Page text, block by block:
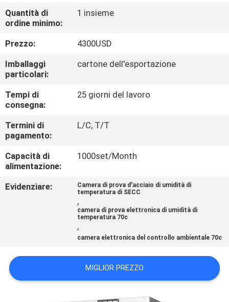
CONTROLLO
DI
QUALITÀ
CONTATTICI
RICHIEDA
UNA
CITAZIONE
DEL
SULLA
PRIVACY
Quantità di
ordine minimo:
1 insieme
Prezzo:
4300USD
Imballaggi
particolari:
cartone dell'esportazione
Tempi di
consegna:
25 giorni del lavoro
Termini di
pagamento:
L/C, T/T
Capacità di
alimentazione:
1000set/Month
Evidenziare:
Camera di prova d'acciaio di umidità di
temperatura di SECC
,
camera di prova elettronica di umidità di
temperatura 70c
,
camera elettronica del controllo ambientale 70c
MIGLIOR PREZZO